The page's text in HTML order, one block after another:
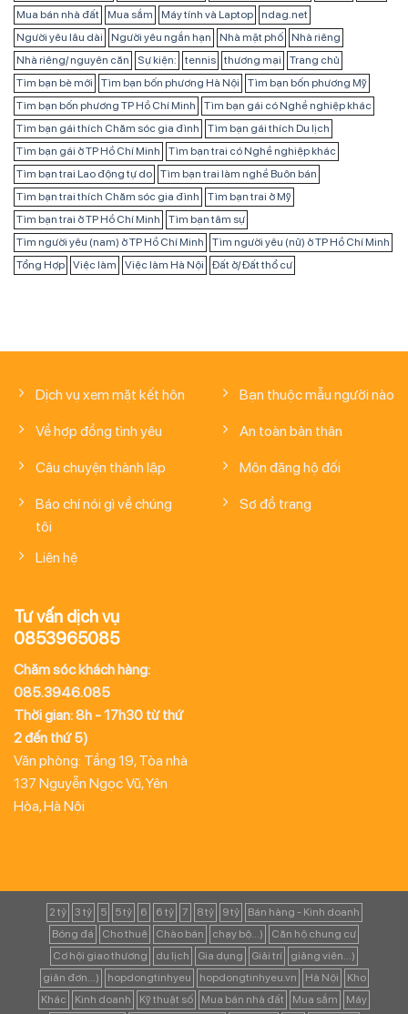
Mua bán nhà đất
Mua sắm Máy tính và Laptop
ndag.net
Người yêu lâu dài
Người yêu ngắn hạn Nhà mặt phố
Nhà riêng
Nhà riêng/ nguyên căn
Sự kiện: tennis thương mại
Trang chủ
Tìm bạn bè mới
Tìm bạn bốn phương Hà Nội
Tìm bạn bốn phương Mỹ
Tìm bạn bốn phương TP Hồ Chí Minh
Tìm bạn gái có Nghề nghiệp khác
Tìm bạn gái thích Chăm sóc gia đình
Tìm bạn gái thích Du lịch
Tìm bạn gái ở TP Hồ Chí Minh
Tìm bạn trai có Nghề nghiệp khác
Tìm bạn trai Lao động tự do
Tìm bạn trai làm nghề Buôn bán
Tìm bạn trai thích Chăm sóc gia đình
Tìm bạn trai ở Mỹ
Tìm bạn trai ở TP Hồ Chí Minh
Tìm bạn tâm sự
Tìm người yêu (nam) ở TP Hồ Chí Minh
Tìm người yêu (nữ) ở TP Hồ Chí Minh
Tổng Hợp
Việc làm Việc làm Hà Nội Đất ở/ Đất thổ cư
Dịch vụ xem mặt kết hôn
Về hợp đồng tình yêu
Câu chuyện thành lập
Báo chí nói gì về chúng
tôi
Liên hệ
Bạn thuộc mẫu người nào
An toàn bản thân
Môn đăng hộ đối
Sơ đồ trang
Tư vấn dịch vụ
0853965085
Chăm sóc khách hàng:
085.3946.085
Thời gian: 8h - 17h30 từ thứ
2 đến thứ 5)
Văn phòng: Tầng 19, Tòa nhà
137 Nguyễn Ngọc Vũ, Yên
Hòa, Hà Nội
2 tỷ 3 tỷ 5 5 tỷ 6 6 tỷ 7 8 tỷ 9 tỷ
Bán hàng - Kinh doanh
Bóng đá
Cho thuê Chào bán chạy bộ...)
Căn hộ chung cư
Cơ hội giao thương
du lịch Gia dụng Giải trí
giảng viên...)
giản đơn...)
hopdongtinhyeu hopdongtinhyeu.vn Hà Nội
Kho
Khác
Kinh doanh Kỹ thuật số Mua bán nhà đất Mua sắm
Máy